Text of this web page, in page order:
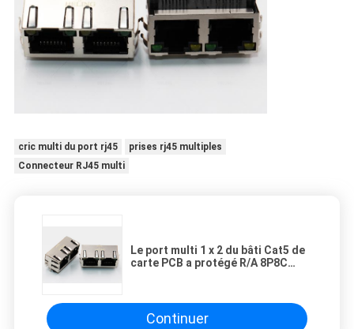
cric multi du port rj45
prises rj45 multiples
Connecteur RJ45 multi
Le port multi 1 x 2 du bâti Cat5 de
carte PCB a protégé R/A 8P8C
Continuer